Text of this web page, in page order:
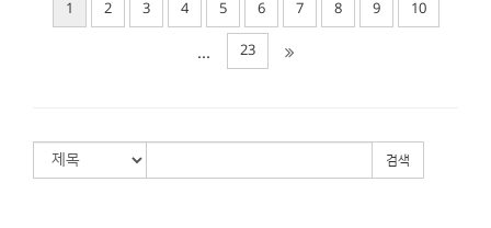
1 2 3 4 5 6 7 8 9 10
... 23
검색